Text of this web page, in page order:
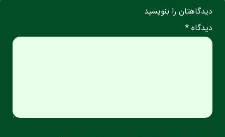
دیدگاهتان را بنویسید
دیدگاه *